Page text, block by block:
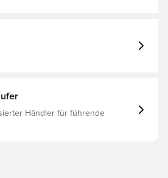
Händler für führende